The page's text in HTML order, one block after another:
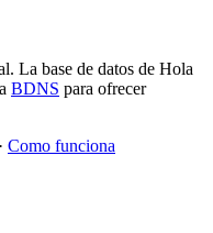
La base de datos de Hola
BDNS para ofrecer
· Como funciona